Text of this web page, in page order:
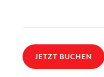
JETZT BUCHEN